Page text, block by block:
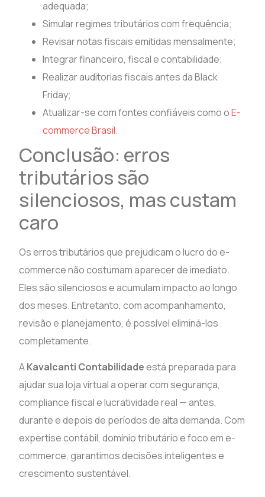
adequada;
Simular regimes tributários com frequência;
Revisar notas fiscais emitidas mensalmente;
Integrar financeiro, fiscal e contabilidade;
Realizar auditorias fiscais antes da Black
Friday;
Atualizar-se com fontes confiáveis como oE-
commerce Brasil.
Conclusão: erros
tributários são
silenciosos, mas custam
caro
Os erros tributários que prejudicam o lucro do e-
commerce não costumam aparecer de imediato.
Eles são silenciosos e acumulam impacto ao longo
dos meses. Entretanto, com acompanhamento,
revisão e planejamento, é possível eliminá-los
completamente.
AKavalcanti Contabilidadeestá preparada para
ajudar sua loja virtual a operar com segurança,
compliance fiscal e lucratividade real — antes,
durante e depois de períodos de alta demanda. Com
expertise contábil, domínio tributário e foco em e-
commerce, garantimos decisões inteligentes e
crescimento sustentável.